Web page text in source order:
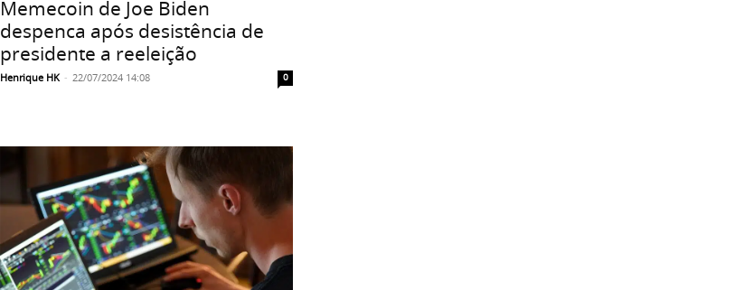
Memecoin de Joe Biden
despenca após desistência de
presidente a reeleição
Henrique HK - 22/07/2024 14:08 0